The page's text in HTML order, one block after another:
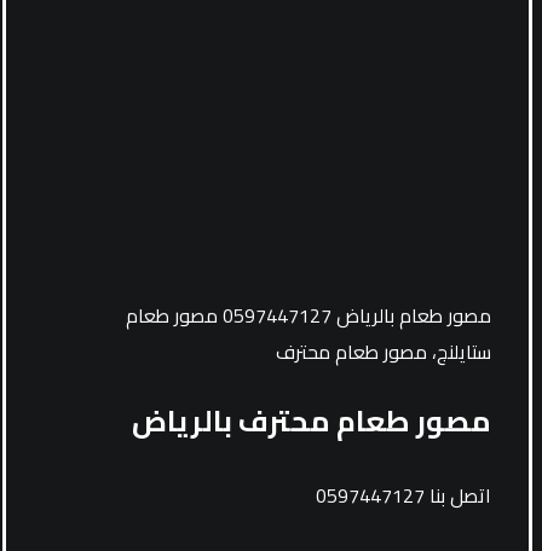
مصور طعام بالرياض 0597447127 مصور طعام
ستايلنج، مصور طعام محترف
مصور طعام محترف بالرياض
اتصل بنا 0597447127